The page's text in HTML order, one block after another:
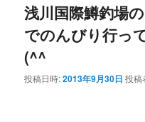
浅川国際鱒釣場
でのんびり行っ
(^^ゞ
投稿日時:2013年9月30日 投